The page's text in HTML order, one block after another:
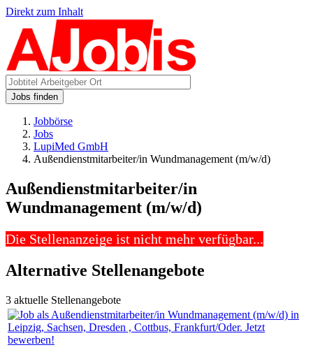
Direkt zum Inhalt
Jobs finden
Jobbörse
Jobs
LupiMed GmbH
Außendienstmitarbeiter/in Wundmanagement (m/w/d)
Außendienstmitarbeiter/in
Wundmanagement (m/w/d)
Die Stellenanzeige ist nicht mehr verfügbar...
Alternative Stellenangebote
3 aktuelle Stellenangebote